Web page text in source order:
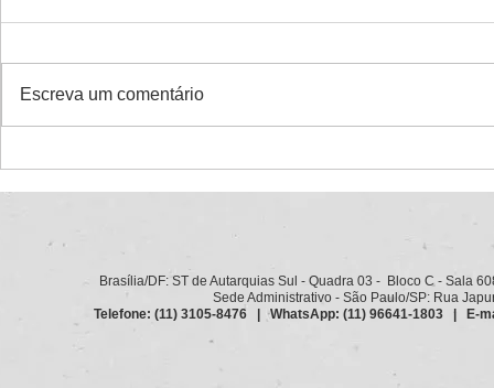
Escreva um comentário
Brasília/DF: ST de Autarquias Sul - Quadra 03 - Bloco C - Sala
Sede Administrativo - São Paulo/SP: Rua
Telefone: (11) 3105-8476 | WhatsApp: (11) 96641-1803 | E-